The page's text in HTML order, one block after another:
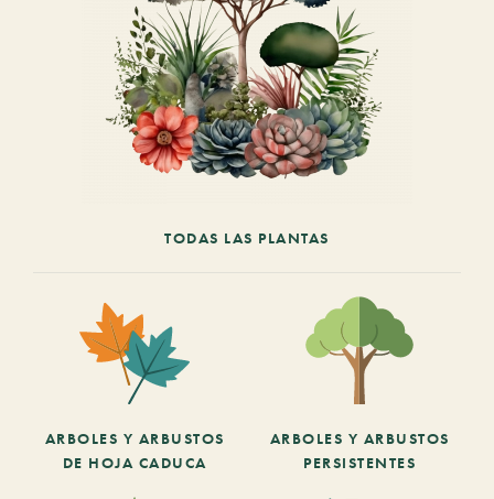
TODAS LAS PLANTAS
ARBOLES Y ARBUSTOS
DE HOJA CADUCA
ARBOLES Y ARBUSTOS
PERSISTENTES